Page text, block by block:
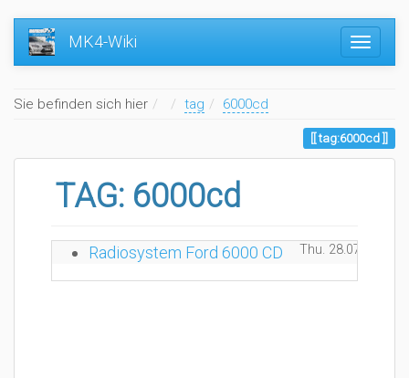
MK4-Wiki
Sie befinden sich hier Home
tag 6000cd
tag:6000cd
TAG: 6000cd
Radiosystem Ford 6000 CD Thu. 28.07.2016